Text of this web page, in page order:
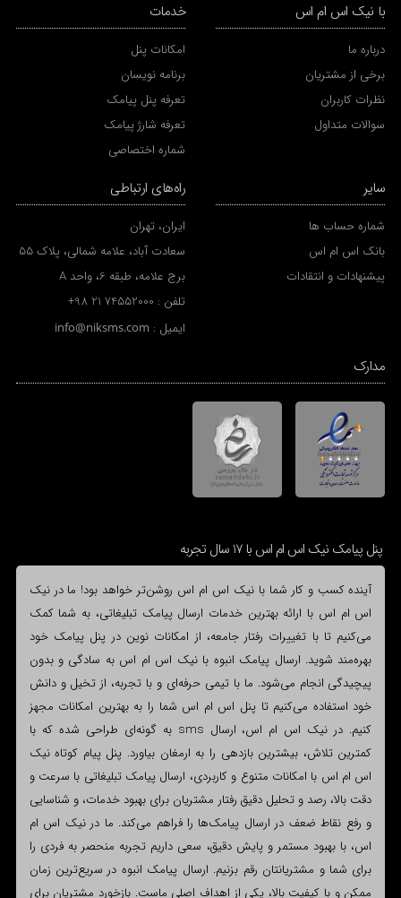
با نیک اس ام اس
درباره ما
برخی از مشتریان
نظرات کاربران
سوالات متداول
خدمات
امکانات پنل
برنامه نویسان
تعرفه پنل پیامک
تعرفه شارژ پیامک
شماره اختصاصی
سایر
شماره حساب ها
بانک اس ام اس
پیشنهادات و انتقادات
راه‌های ارتباطی
ایران، تهران
سعادت آباد، علامه شمالی، پلاک 55
برج علامه، طبقه 6، واحد A
تلفن : +98 21 74552000
ایمیل : info@niksms.com
مدارک
پنل پیامک نیک اس ام اس با 17 سال تجربه
آینده کسب و کار شما با نیک اس ام اس روشن‌تر خواهد بود! ما در نیک
اس ام اس با ارائه بهترین خدمات ارسال پیامک تبلیغاتی، به شما کمک
می‌کنیم تا با تغییرات رفتار جامعه، از امکانات نوین در پنل پیامک خود
بهره‌مند شوید. ارسال پیامک انبوه با نیک اس ام اس به سادگی و بدون
پیچیدگی انجام می‌شود. ما با تیمی حرفه‌ای و با تجربه، از تخیل و دانش
خود استفاده می‌کنیم تا پنل اس ام اس شما را به بهترین امکانات مجهز
کنیم. در نیک اس ام اس، ارسال sms به گونه‌ای طراحی شده که با
کمترین تلاش، بیشترین بازدهی را به ارمغان بیاورد. پنل پیام کوتاه نیک
اس ام اس با امکانات متنوع و کاربردی، ارسال پیامک تبلیغاتی با سرعت و
دقت بالا، رصد و تحلیل دقیق رفتار مشتریان برای بهبود خدمات، و شناسایی
و رفع نقاط ضعف در ارسال پیامک‌ها را فراهم می‌کند. ما در نیک اس ام
اس، با بهبود مستمر و پایش دقیق، سعی داریم تجربه منحصر به فردی را
برای شما و مشتریانتان رقم بزنیم. ارسال پیامک انبوه در سریع‌ترین زمان
ممکن و با کیفیت بالا، یکی از اهداف اصلی ماست. بازخورد مشتریان برای